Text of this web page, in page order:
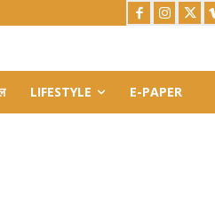
LIFESTYLE E-PAPER